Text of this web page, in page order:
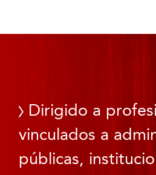
Dirigido a
vinculados a
públicas,